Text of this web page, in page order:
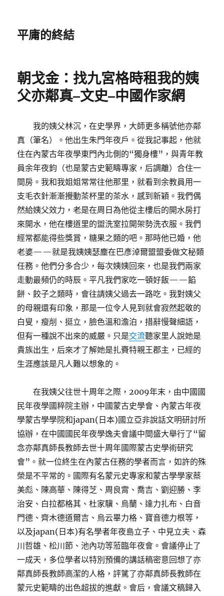
平庸的終結
朝戈金：找九宮格時租我的姨
父亦鄰真–文史–中國作家網
我的姨父林沉，在史學界，大師更多稱號他亦鄰
真（筆名）。他出生朱門年夜戶。從我記事起，他就
住在內蒙古年夜學東門內北側的“獨身樓”，與青年教
員余年夜鈞（也是蒙古史範疇專家，后調離）合住一
間房。我和我姐姐常常往他那里，就看到余教員用一
支毛衣針漸漸攪動茶杯里的茶水，感到新穎。我們偶
然給姨父效力，老是在周日為他從主樓后的開水房打
來開水，他在樓道里的盥洗室拉開架勢洗衣服。我們
經常都能得些獎賞，糖果之類的吧。那時他已婚，他
老婆——就是我姨姨瑟塵在巴彥淖爾盟盟委做文秘類
任務。他們分多合少，每次姨姨回來，也是我們兩家
走動最頻仍的時辰。平凡我們家吃一頓好飯——餡
餅、餃子之類時，會往請姨父過去一路吃。我對姨父
的母親還有印象，那是一位令人見到就會寂然起敬的
白叟，瘦削、挺立，臉色溫和澹泊，措辭慢聲細語，
但有一種說不出來的威嚴。只是交流聽家里人說她是
貴族出生，后來才了解她是扎賚特親王郡主，已經的
生涯應該是凡人難以想象的。
在我姨父往世十周年之際，2009年末，由中國國
民年夜學國粹院主辦，中國蒙古史學會、內蒙古年夜
學蒙古學學院和japan(日本)國立亞非說話文明研討所
協辦，在中國國民年夜學逸夫會議中間盛大舉行了“留
念亦鄰真師長教師去世十周年國際蒙古史學術研究
會”。就一位終生在內蒙古任務的學者而言，如許的殊
榮是不平常的。國際有名蒙元史專家和蒙古學學家蔡
美彪、陳高華、陳得芝、周良霄、喬吉、劉迎勝、李
治安、白拉都格其、杜家驥、烏蘭、達力扎布、白音
門德、齊木德道爾吉、烏云畢力格、寶音德力根等，
以及japan(日本)有名學者年夜島立子、中見立夫、森
川哲雄、松川節、池內功等蒞臨年夜會。會議停止了
一成天，多位學者以特別預備的講話稿密意回想了亦
鄰真師長教師高潔的人格，評騭了亦鄰真師長教師在
蒙元史範疇的出色超拔的進獻。會后，會議文稿歸入